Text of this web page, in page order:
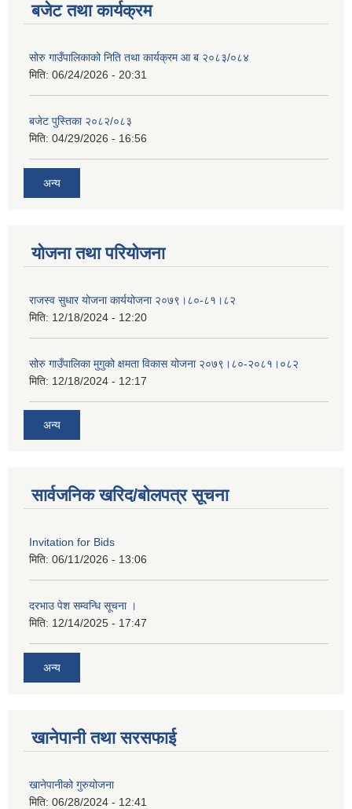
बजेट तथा कार्यक्रम
सोरु गाउँपालिकाको निति तथा कार्यक्रम आ ब २०८३/०८४
मिति: 06/24/2026 - 20:31
बजेट पुस्तिका २०८२/०८३
मिति: 04/29/2026 - 16:56
अन्य
योजना तथा परियोजना
राजस्व सुधार योजना कार्ययोजना २०७९।८०-८१।८२
मिति: 12/18/2024 - 12:20
सोरु गाउँपालिका मुगुको क्षमता विकास योजना २०७९।८०-२०८१।०८२
मिति: 12/18/2024 - 12:17
अन्य
सार्वजनिक खरिद/बोलपत्र सूचना
Invitation for Bids
मिति: 06/11/2026 - 13:06
दरभाउ पेश सम्वन्धि सूचना ।
मिति: 12/14/2025 - 17:47
अन्य
खानेपानी तथा सरसफाई
खानेपानीको गुरुयोजना
मिति: 06/28/2024 - 12:41